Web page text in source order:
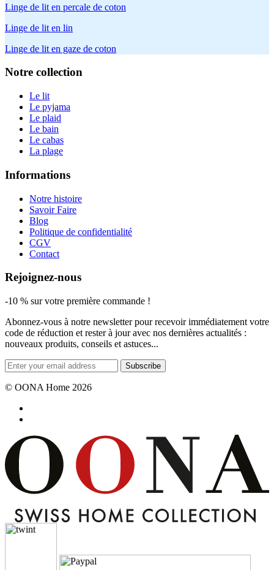
Linge de lit en percale de coton
Linge de lit en lin
Linge de lit en gaze de coton
Notre collection
Le lit
Le pyjama
Le plaid
Le bain
Le cabas
La plage
Informations
Notre histoire
Savoir Faire
Blog
Politique de confidentialité
CGV
Contact
Rejoignez-nous
-10 % sur votre première commande !
Abonnez-vous à notre newsletter pour recevoir immédiatement votre
code de réduction et rester à jour avec nos dernières actualités :
nouveaux produits, conseils et astuces...
Subscribe
© OONA Home 2026